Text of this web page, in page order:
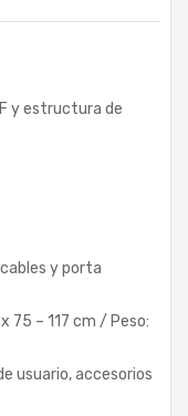
y estructura de
y porta
75 – 117 cm / Peso:
usuario, accesorios